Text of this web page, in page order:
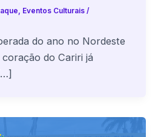
Eventos Culturais/
do ano no Nordeste
do Cariri já